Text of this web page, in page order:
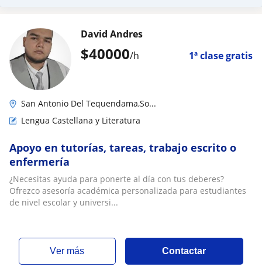
$40000/h 1ª clase gratis
David Andres
San Antonio Del Tequendama,So...
Lengua Castellana y Literatura
Apoyo en tutorías, tareas, trabajo escrito o
enfermería
¿Necesitas ayuda para ponerte al día con tus deberes?
Ofrezco asesoría académica personalizada para estudiantes
de nivel escolar y universi...
ver más Contactar